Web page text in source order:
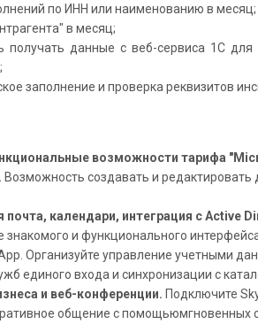
по ИНН или наименованию в месяц;
в месяц;
получать данные с веб-сервиса 1С
заполнение и проверка реквизитов
возможности тарифа
Возможность создавать и
почта, календари, интеграция с Active
знакомого и функционального
Организуйте управление учетными
единого входа и синхронизации с
и веб-конференции. Подключите
общение с помощьюмгновенных